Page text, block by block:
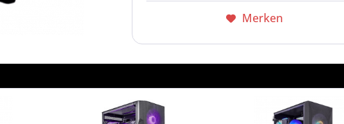
Merken